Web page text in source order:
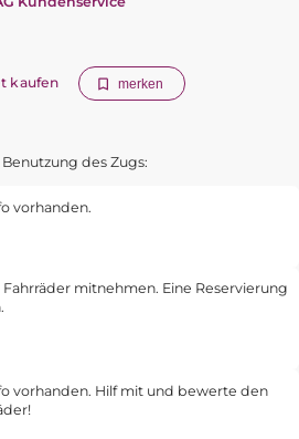
kaufen merken
des Zugs:
vorhanden.
mitnehmen. Eine Reservierung
vorhanden. Hilf mit und bewerte den